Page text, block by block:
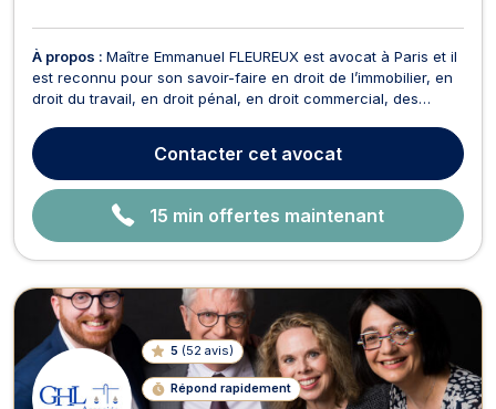
À propos : Maître Emmanuel FLEUREUX est avocat à Paris et il
est reconnu pour son savoir-faire en droit de l’immobilier, en
droit du travail, en droit pénal, en droit commercial, des
ainsi qu’en droit du dommage corporel. En droit de
l’immobilier, Maître Emmanuel FLEUREUX s...
Contacter cet avocat
15 min offertes maintenant
5 (52 avis)
Répond rapidement